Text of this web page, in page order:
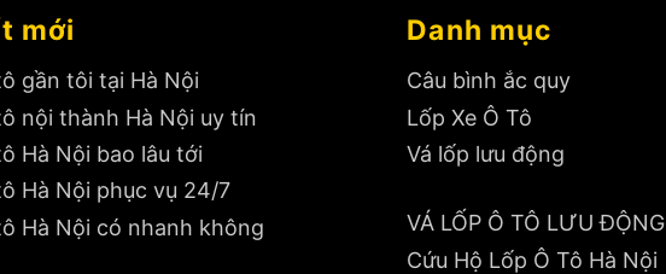
mới
gần tôi tại Hà Nội
nội thành Hà Nội uy tín
Hà Nội bao lâu tới
Hà Nội phục vụ 24/7
Hà Nội có nhanh không
Danh mục
Câu bình ắc quy
Lốp Xe Ô Tô
Vá lốp lưu động
VÁ LỐP Ô TÔ LƯU ĐỘNG
Cứu Hộ Lốp Ô Tô Hà Nội